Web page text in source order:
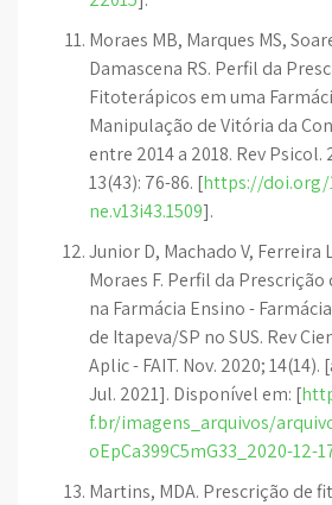
Moraes MB, Marques MS,
Damascena RS. Perfil da
Fitoterápicos em uma
Manipulação de Vitória da
entre 2014 a 2018. Rev Psicol.
13(43): 76-86. [https://doi.org/
ne.v13i43.1509].
Junior D, Machado V, Ferreira
Moraes F. Perfil da
na Farmácia Ensino -
de Itapeva/SP no SUS. Rev
Aplic - FAIT. Nov. 2020; 14(14).
Jul. 2021]. Disponível em: [
f.br/imagens_arquivos/
oEpCa399C5mG33_2020-12-
Martins, MDA. Prescrição de